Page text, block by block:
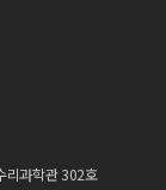
리과학관 302호